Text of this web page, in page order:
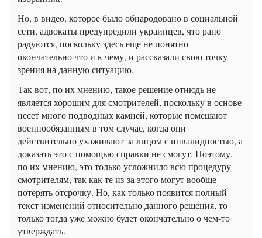
Но, в видео, которое было обнародовано в социальной
сети, адвокаты предупредили украинцев, что рано
радуются, поскольку здесь еще не понятно
окончательно что и к чему, и рассказали свою точку
зрения на данную ситуацию.
Так вот, по их мнению, такое решение отнюдь не
является хорошим для смотрителей, поскольку в основе
несет много подводных камней, которые помешают
военнообязанным в том случае, когда они
действительно ухаживают за лицом с инвалидностью, а
доказать это с помощью справки не смогут. Поэтому,
по их мнению, это только усложнило всю процедуру
смотрителям, так как те из-за этого могут вообще
потерять отсрочку. Но, как только появится полный
текст изменений относительно данного решения, то
только тогда уже можно будет окончательно о чем-то
утверждать.